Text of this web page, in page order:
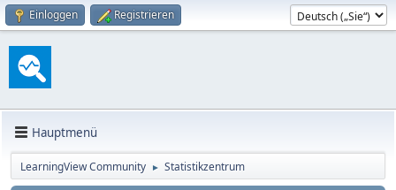
Einloggen Registrieren
Hauptmenü
LearningView Community ► Statistikzentrum